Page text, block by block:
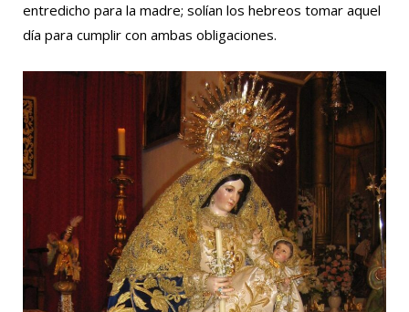
entredicho para la madre; solían los hebreos tomar aquel
día para cumplir con ambas obligaciones.